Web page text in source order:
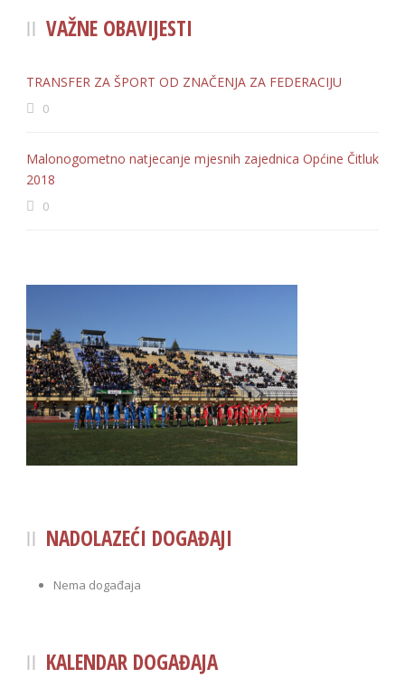
VAŽNE OBAVIJESTI
TRANSFER ZA ŠPORT OD ZNAČENJA ZA FEDERACIJU
0
Malonogometno natjecanje mjesnih zajednica Općine Čitluk
2018
0
NADOLAZEĆI DOGAĐAJI
Nema događaja
KALENDAR DOGAĐAJA